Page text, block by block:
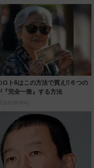
ロト6はこの方法で買え!!６つの
『完全一致』する方法
会社MURA)